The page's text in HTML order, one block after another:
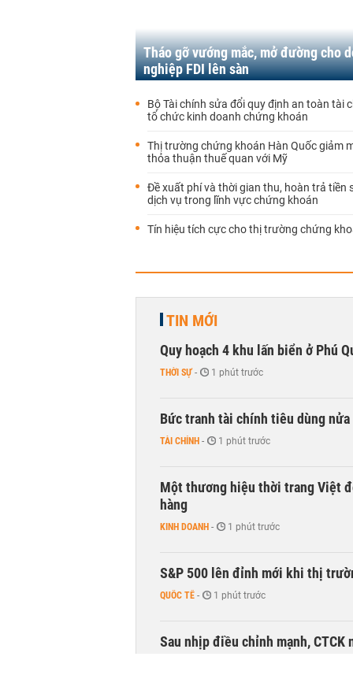
Tháo gỡ vướng mắc, mở đường cho
nghiệp FDI lên sàn
Bộ Tài chính sửa đổi quy định an toàn tài
tổ chức kinh doanh chứng khoán
Thị trường chứng khoán Hàn Quốc giảm
thỏa thuận thuế quan với Mỹ
Đề xuất phí và thời gian thu, hoàn trả tiền
dịch vụ trong lĩnh vực chứng khoán
Tín hiệu tích cực cho thị trường chứng
TIN MỚI
Quy hoạch 4 khu lấn biển ở Phú
THỜI SỰ - 1 phút trước
Bức tranh tài chính tiêu dùng
TÀI CHÍNH - 1 phút trước
Một thương hiệu thời trang Việt
hàng
KINH DOANH - 1 phút trước
S&P 500 lên đỉnh mới khi thị
QUỐC TẾ - 1 phút trước
Sau nhịp điều chỉnh mạnh,